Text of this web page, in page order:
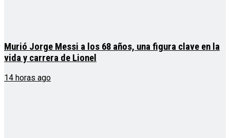
Murió Jorge Messi a los 68 años, una figura clave en la
vida y carrera de Lionel
14 horas ago